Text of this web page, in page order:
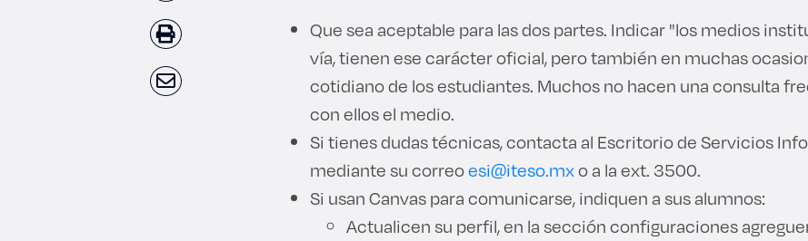
CRUCE
Derecho
Becas
Que sea aceptable para las dos partes. Indicar "los medios
vía, tienen ese carácter oficial, pero también en muchas
cotidiano de los estudiantes. Muchos no hacen una consulta
con ellos el medio.
Si tienes dudas técnicas, contacta al Escritorio de Servicios
mediante su correoesi@iteso.mxo a la ext. 3500.
Si usan Canvas para comunicarse, indiquen a sus alumnos:
Actualicen su perfil, en la sección configuraciones